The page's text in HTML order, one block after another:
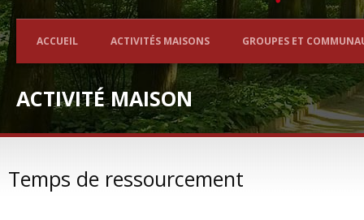
ACCUEIL ACTIVITÉS MAISONS GROUPES ET
ACTIVITÉ MAISON
Temps de ressourcement